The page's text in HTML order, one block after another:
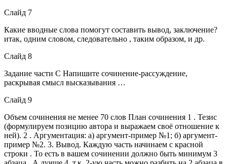
Слайд 7
Какие вводные слова помогут составить вывод, заключение?
итак, одним словом, следовательно , таким образом, и др.
Слайд 8
Задание части С Напишите сочинение-рассуждение,
раскрывая смысл высказывания …
Слайд 9
Объем сочинения не менее 70 слов План сочинения 1 . Тезис
(формулируем позицию автора и выражаем своё отношение к
ней). 2 . Аргументация: а) аргумент-пример №1; б) аргумент-
пример №2. 3. Вывод. Каждую часть начинаем с красной
строки . То есть в вашем сочинении должно быть минимум 3